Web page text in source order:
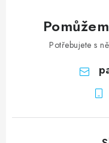
Potřebujete s